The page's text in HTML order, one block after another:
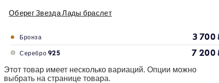
Оберег Звезда Лады браслет
Бронза 3 700
Серебро 925 7 200
Этот товар имеет несколько вариаций. Опции можно
выбрать на странице товара.